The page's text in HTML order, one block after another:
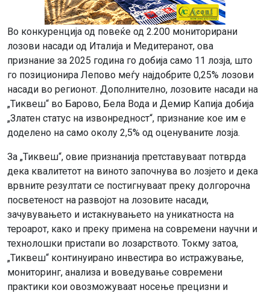
Во конкуренција од повеќе од 2.200 мониторирани
лозови насади од Италија и Медитеранот, ова
признание за 2025 година го добија само 11 лозја, што
го позиционира Лепово меѓу најдобрите 0,25% лозови
насади во регионот. Дополнително, лозовите насади на
„Тиквеш“ во Барово, Бела Вода и Демир Капија добија
„Златен статус на извонредност“, признание кое им е
доделено на само околу 2,5% од оценуваните лозја.
За „Тиквеш“, овие признанија претставуваат потврда
дека квалитетот на виното започнува во лозјето и дека
врвните резултати се постигнуваат преку долгорочна
посветеност на развојот на лозовите насади,
зачувувањето и истакнувањето на уникатноста на
тероарот, како и преку примена на современи научни и
технолошки пристапи во лозарството. Токму затоа,
„Тиквеш“ континуирано инвестира во истражување,
мониторинг, анализа и воведување современи
практики кои овозможуваат носење прецизни и